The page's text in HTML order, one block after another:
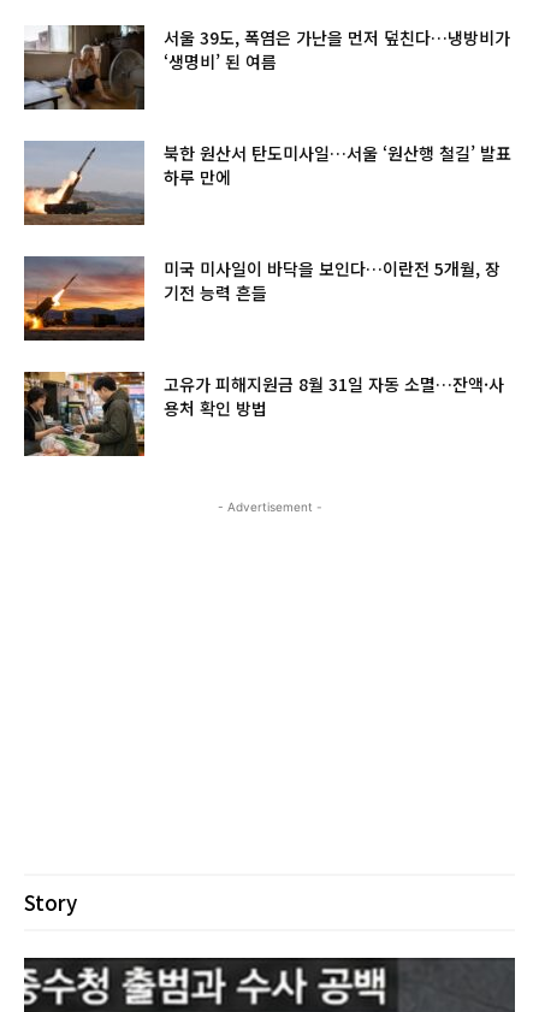
서울 39도, 폭염은 가난을 먼저 덮친다…냉방비가
‘생명비’ 된 여름
북한 원산서 탄도미사일…서울 ‘원산행 철길’ 발표
하루 만에
미국 미사일이 바닥을 보인다…이란전 5개월, 장
기전 능력 흔들
고유가 피해지원금 8월 31일 자동 소멸…잔액·사
용처 확인 방법
- Advertisement -
Story